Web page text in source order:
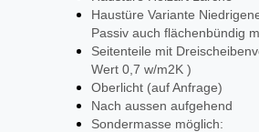
Haustüre Variante
Passiv auch flächenbündig
Seitenteile mit
Wert 0,7 w/m2K )
Oberlicht (auf Anfrage)
Nach aussen aufgehend
Sondermasse möglich: